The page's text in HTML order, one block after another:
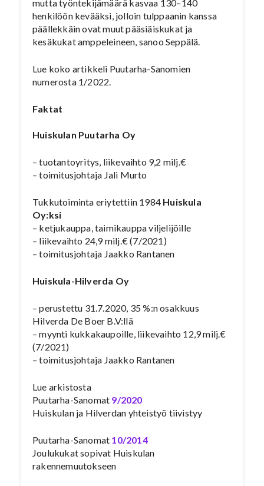
mutta työntekijämäärä kasvaa 130–140
henkilöön kevääksi, jolloin tulppaanin kanssa
päällekkäin ovat muut pääsiäiskukat ja
kesäkukat amppeleineen, sanoo Seppälä.
Lue koko artikkeli Puutarha-Sanomien
numerosta 1/2022.
Faktat
Huiskulan Puutarha Oy
– tuotantoyritys, liikevaihto 9,2 milj.€
– toimitusjohtaja Jali Murto
Tukkutoiminta eriytettiin 1984 Huiskula
Oy:ksi
– ketjukauppa, taimikauppa viljelijöille
– liikevaihto 24,9 milj.€ (7/2021)
– toimitusjohtaja Jaakko Rantanen
Huiskula-Hilverda Oy
– perustettu 31.7.2020, 35 %:n osakkuus
Hilverda De Boer B.V:llä
– myynti kukkakaupoille, liikevaihto 12,9 milj.€
(7/2021)
– toimitusjohtaja Jaakko Rantanen
Lue arkistosta
Puutarha-Sanomat 9/2020
Huiskulan ja Hilverdan yhteistyö tiivistyy
Puutarha-Sanomat 10/2014
Joulukukat sopivat Huiskulan
rakennemuutokseen